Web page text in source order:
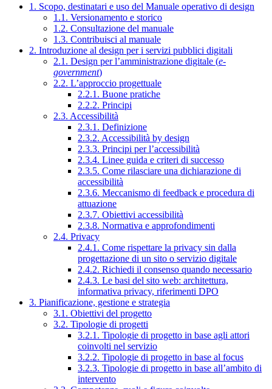
1. Scopo, destinatari e uso del Manuale operativo di design
1.1. Versionamento e storico
1.2. Consultazione del manuale
1.3. Contribuisci al manuale
2. Introduzione al design per i servizi pubblici digitali
2.1. Design per l’amministrazione digitale (e-
government)
2.2. L’approccio progettuale
2.2.1. Buone pratiche
2.2.2. Principi
2.3. Accessibilità
2.3.1. Definizione
2.3.2. Accessibilità by design
2.3.3. Principi per l’accessibilità
2.3.4. Linee guida e criteri di successo
2.3.5. Come rilasciare una dichiarazione di
accessibilità
2.3.6. Meccanismo di feedback e procedura di
attuazione
2.3.7. Obiettivi accessibilità
2.3.8. Normativa e approfondimenti
2.4. Privacy
2.4.1. Come rispettare la privacy sin dalla
progettazione di un sito o servizio digitale
2.4.2. Richiedi il consenso quando necessario
2.4.3. Le basi del sito web: architettura,
informativa privacy, riferimenti DPO
3. Pianificazione, gestione e strategia
3.1. Obiettivi del progetto
3.2. Tipologie di progetti
3.2.1. Tipologie di progetto in base agli attori
coinvolti nel servizio
3.2.2. Tipologie di progetto in base al focus
3.2.3. Tipologie di progetto in base all’ambito di
intervento